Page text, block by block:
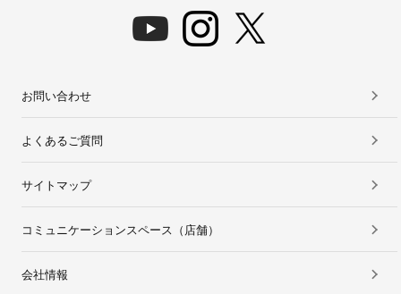
お問い合わせ
よくあるご質問
サイトマップ
コミュニケーションスペース（店舗）
会社情報